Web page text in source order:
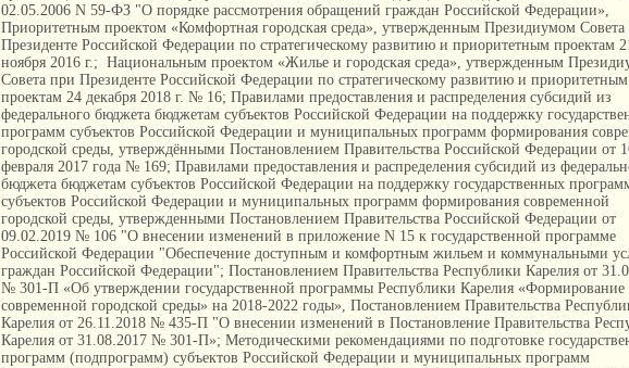
02.05.2006 N 59-ФЗ "О порядке рассмотрения обращений граждан Российской Федерации»,
Приоритетным проектом «Комфортная городская среда», утвержденным Президиумом Совета
Президенте Российской Федерации по стратегическому развитию и приоритетным проектам
ноября 2016 г.; Национальным проектом «Жилье и городская среда», утвержденным
Совета при Президенте Российской Федерации по стратегическому развитию и приоритетным
проектам 24 декабря 2018 г. № 16; Правилами предоставления и распределения субсидий из
федерального бюджета бюджетам субъектов Российской Федерации на поддержку
программ субъектов Российской Федерации и муниципальных программ формирования
городской среды, утверждёнными Постановлением Правительства Российской Федерации от
февраля 2017 года № 169; Правилами предоставления и распределения субсидий из
бюджета бюджетам субъектов Российской Федерации на поддержку государственных
субъектов Российской Федерации и муниципальных программ формирования современной
городской среды, утвержденными Постановлением Правительства Российской Федерации от
09.02.2019 № 106 "О внесении изменений в приложение N 15 к государственной программе
Российской Федерации "Обеспечение доступным и комфортным жильем и коммунальными
граждан Российской Федерации"; Постановлением Правительства Республики Карелия от
№ 301-П «Об утверждении государственной программы Республики Карелия «Формирование
современной городской среды» на 2018-2022 годы», Постановлением Правительства
Карелия от 26.11.2018 № 435-П "О внесении изменений в Постановление Правительства
Карелия от 31.08.2017 № 301-П»; Методическими рекомендациями по подготовке
программ (подпрограмм) субъектов Российской Федерации и муниципальных программ